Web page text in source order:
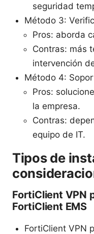
seguridad
Método 3:
Pros: aborda
Contras: más
intervención
Método 4:
Pros:
la empresa.
Contras:
equipo de IT.
Tipos de
FortiClient VPN
FortiClient EMS
FortiClient VPN